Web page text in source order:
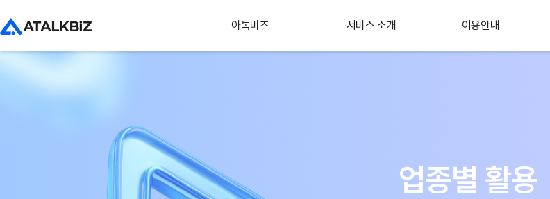
아톡비즈 서비스 소개 이용안내
업종별 활용